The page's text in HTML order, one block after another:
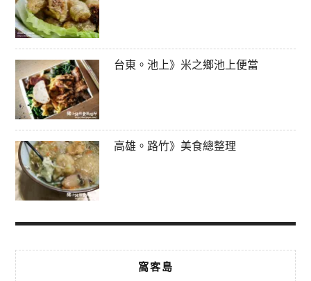
台東。池上》米之鄉池上便當
高雄。路竹》美食總整理
窩客島